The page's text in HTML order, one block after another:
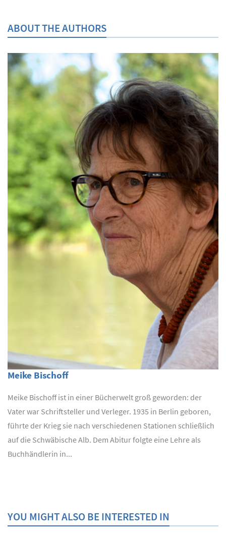
ABOUT THE AUTHORS
Meike Bischoff
Meike Bischoff ist in einer Bücherwelt groß geworden: der
Vater war Schriftsteller und Verleger. 1935 in Berlin geboren,
führte der Krieg sie nach verschiedenen Stationen schließlich
auf die Schwäbische Alb. Dem Abitur folgte eine Lehre als
Buchhändlerin in...
YOU MIGHT ALSO BE INTERESTED IN